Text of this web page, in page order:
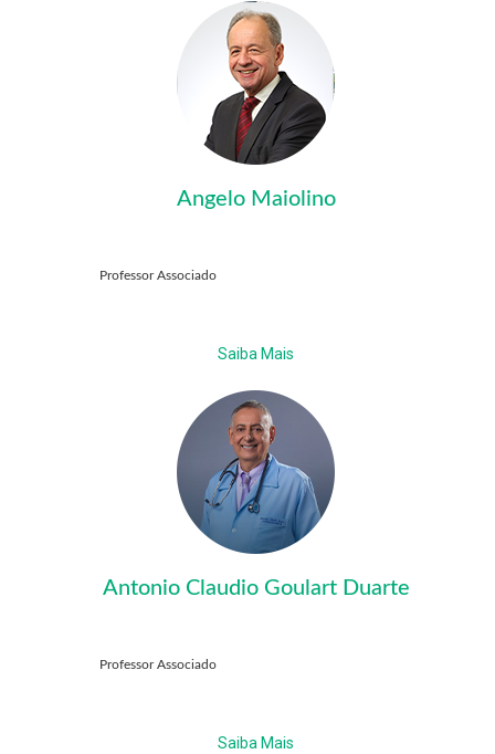
Angelo Maiolino
Professor Associado
Saiba Mais
Antonio Claudio Goulart Duarte
Professor Associado
Saiba Mais